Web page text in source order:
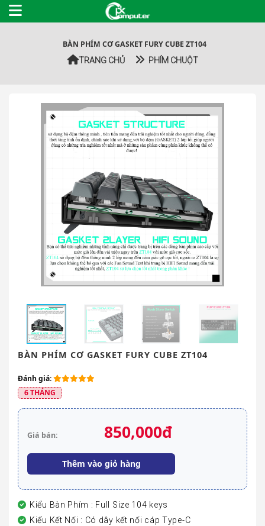
BÀN PHÍM CƠ GASKET FURY CUBE ZT104
TRANG CHỦ PHÍM CHUỘT
BÀN PHÍM CƠ GASKET FURY CUBE ZT104
Đánh giá:
6 THÁNG
Giá bán: 850,000đ
Thêm vào giỏ hàng
Kiểu Bàn Phím : Full Size 104 keys
Kiểu Kết Nối : Có dây kết nối cáp Type-C